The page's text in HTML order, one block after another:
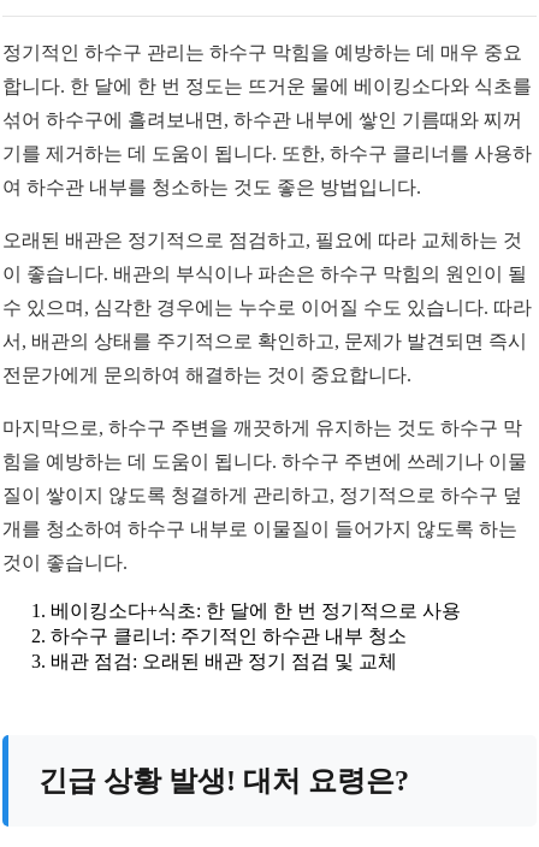
정기적인 하수구 관리는 하수구 막힘을 예방하는 데 매우 중요
합니다. 한 달에 한 번 정도는 뜨거운 물에 베이킹소다와 식초를
섞어 하수구에 흘려보내면, 하수관 내부에 쌓인 기름때와 찌꺼
기를 제거하는 데 도움이 됩니다. 또한, 하수구 클리너를 사용하
여 하수관 내부를 청소하는 것도 좋은 방법입니다.
오래된 배관은 정기적으로 점검하고, 필요에 따라 교체하는 것
이 좋습니다. 배관의 부식이나 파손은 하수구 막힘의 원인이 될
수 있으며, 심각한 경우에는 누수로 이어질 수도 있습니다. 따라
서, 배관의 상태를 주기적으로 확인하고, 문제가 발견되면 즉시
전문가에게 문의하여 해결하는 것이 중요합니다.
마지막으로, 하수구 주변을 깨끗하게 유지하는 것도 하수구 막
힘을 예방하는 데 도움이 됩니다. 하수구 주변에 쓰레기나 이물
질이 쌓이지 않도록 청결하게 관리하고, 정기적으로 하수구 덮
개를 청소하여 하수구 내부로 이물질이 들어가지 않도록 하는
것이 좋습니다.
베이킹소다+식초: 한 달에 한 번 정기적으로 사용
하수구 클리너: 주기적인 하수관 내부 청소
배관 점검: 오래된 배관 정기 점검 및 교체
긴급 상황 발생! 대처 요령은?